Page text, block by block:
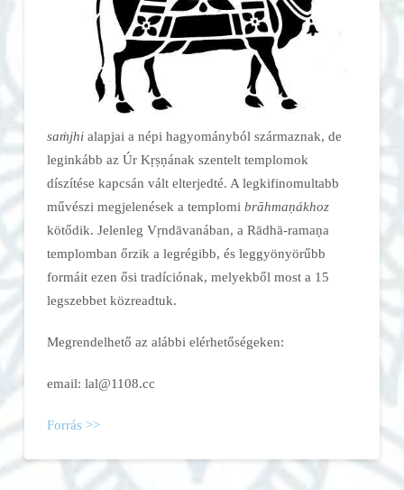
saṁjhialapjai a népi hagyományból származnak, de
leginkább az Úr Kṛṣṇának szentelt templomok
díszítése kapcsán vált elterjedté. A legkifinomultabb
művészi megjelenések a templomi brāhmaṇákhoz
kötődik. Jelenleg Vṛndāvanában, a Rādhā-ramaṇa
templomban őrzik a legrégibb, és leggyönyörűbb
formáit ezen ősi tradíciónak, melyekből most a 15
legszebbet közreadtuk.
Megrendelhető az alábbi elérhetőségeken:
email: lal@1108.cc
Forrás >>